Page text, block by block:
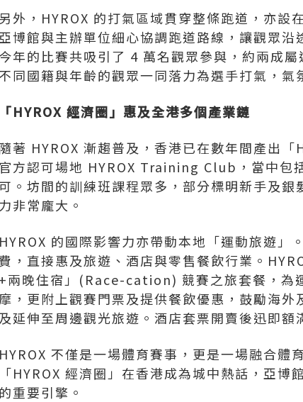
另外，HYROX 的打氣區域貫穿整條跑道，亦設
亞博館與主辦單位細心協調跑道路線，讓觀眾
今年的比賽共吸引了 4 萬名觀眾參與，約兩成
同國籍與年齡的觀眾一同落力為選手打氣，氣
「HYROX 經濟圈」惠及全港多個產業鏈
隨著 HYROX 漸趨普及，香港已在數年間產出
官方認可場地 HYROX Training Club，當中包
。坊間的訓練班課程眾多，部分標明新手及
力非常龐大。
HYROX 的國際影響力亦帶動本地「運動旅遊
費，直接惠及旅遊、酒店與零售餐飲行業。
+兩晚住宿」(Race-cation) 競賽之旅套餐，為
摩，更附上觀賽門票及提供餐飲優惠，鼓勵海
及延伸至周邊觀光旅遊。酒店套票開賣後迅即額
HYROX 不僅是一場體育賽事，更是一場融合體
「HYROX 經濟圈」在香港成為城中熱話，亞
的重要引擎。